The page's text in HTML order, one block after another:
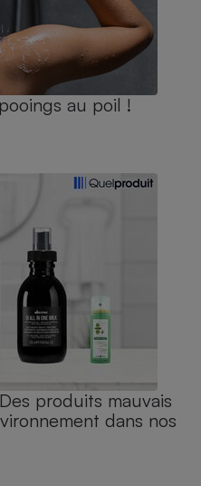
au poil !
produits mauvais
dans nos